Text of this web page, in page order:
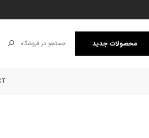
محصولات جدید